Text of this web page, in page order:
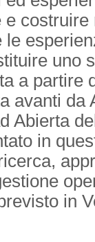
uno
a partire
avanti da
Abierta
in
in